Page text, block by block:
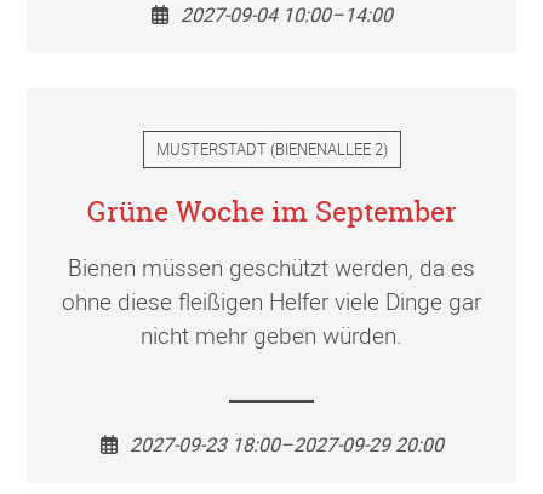
2027-09-04 10:00–14:00
MUSTERSTADT(BIENENALLEE 2)
Grüne Woche im September
Bienen müssen geschützt werden, da es
ohne diese fleißigen Helfer viele Dinge gar
nicht mehr geben würden.
2027-09-23 18:00–2027-09-29 20:00